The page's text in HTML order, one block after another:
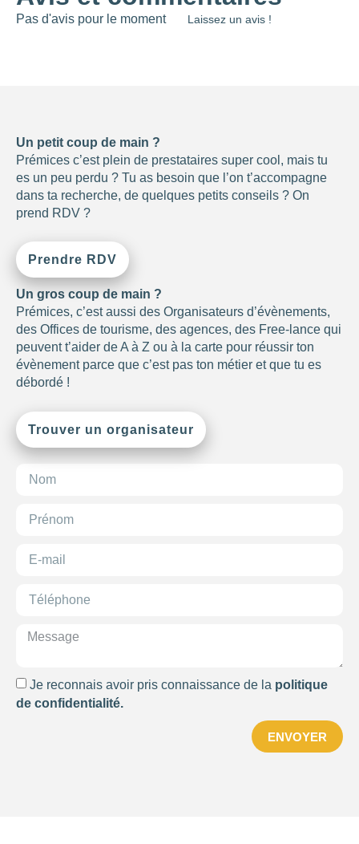
Pas d'avis pour le moment Laissez un avis !
Un petit coup de main ?
Prémices c’est plein de prestataires super cool, mais tu
es un peu perdu ? Tu as besoin que l’on t’accompagne
dans ta recherche, de quelques petits conseils ? On
prend RDV ?
Prendre RDV
Un gros coup de main ?
Prémices, c’est aussi des Organisateurs d’évènements,
des Offices de tourisme, des agences, des Free-lance qui
peuvent t’aider de A à Z ou à la carte pour réussir ton
évènement parce que c’est pas ton métier et que tu es
débordé !
Trouver un organisateur
Je reconnais avoir pris connaissance de la politique
de confidentialité.
ENVOYER
710